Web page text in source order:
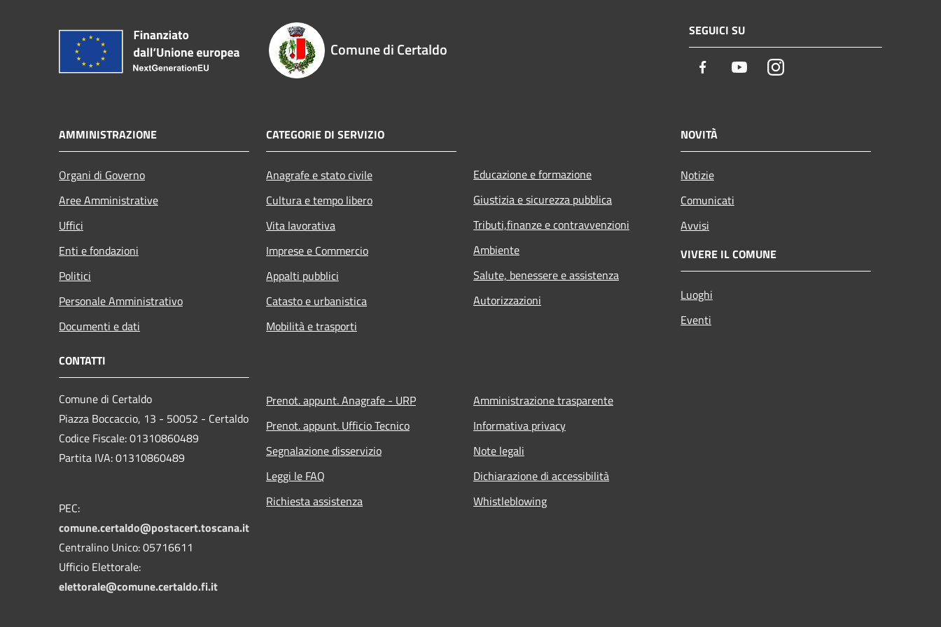
Comune di Certaldo
SEGUICI SU
Facebook YoutubeInstagram
AMMINISTRAZIONE
Organi di Governo
Aree Amministrative
Uffici
Enti e fondazioni
Politici
Personale Amministrativo
Documenti e dati
CATEGORIE DI SERVIZIO
Anagrafe e stato civile
Cultura e tempo libero
Vita lavorativa
Imprese e Commercio
Appalti pubblici
Catasto e urbanistica
Mobilità e trasporti
Educazione e formazione
Giustizia e sicurezza pubblica
Tributi,finanze e contravvenzioni
Ambiente
Salute, benessere e assistenza
Autorizzazioni
NOVITÀ
Notizie
Comunicati
Avvisi
VIVERE IL COMUNE
Luoghi
Eventi
CONTATTI
Comune di Certaldo
Piazza Boccaccio, 13 - 50052 - Certaldo
Codice Fiscale: 01310860489
Partita IVA: 01310860489
PEC:
comune.certaldo@postacert.toscana.it
Centralino Unico: 05716611
Ufficio Elettorale:
elettorale@comune.certaldo.fi.it
Prenot. appunt. Anagrafe - URP
Prenot. appunt. Ufficio Tecnico
Segnalazione disservizio
Leggi le FAQ
Richiesta assistenza
Amministrazione trasparente
Informativa privacy
Note legali
Dichiarazione di accessibilità
Whistleblowing